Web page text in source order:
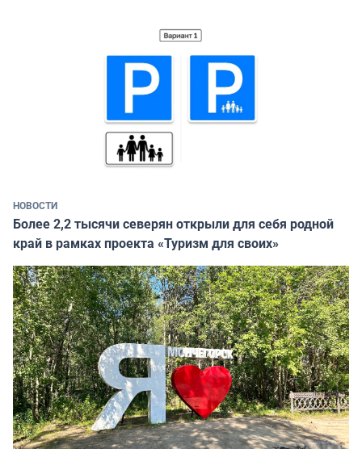
НОВОСТИ
Более 2,2 тысячи северян открыли для себя родной
край в рамках проекта «Туризм для своих»